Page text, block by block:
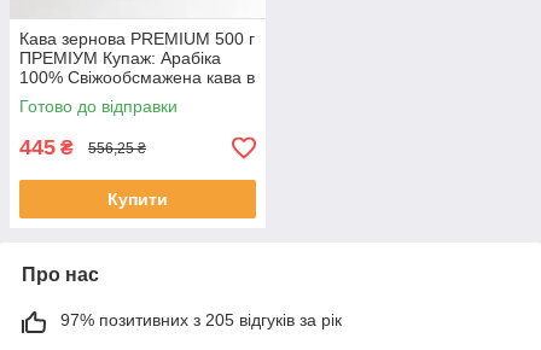
Кава зернова PREMIUM 500 г
ПРЕМІУМ Купаж: Арабіка
100% Свіжообсмажена кава в
зернах
Готово до відправки
445 ₴ 556,25 ₴
Купити
Про нас
97% позитивних з 205 відгуків за рік